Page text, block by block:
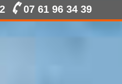
07 61 96 34 39